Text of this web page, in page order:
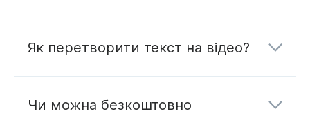
Як перетворити текст на відео?
Чи можна безкоштовно